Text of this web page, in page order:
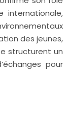
internationale,
des jeunes,
structurent un
pour